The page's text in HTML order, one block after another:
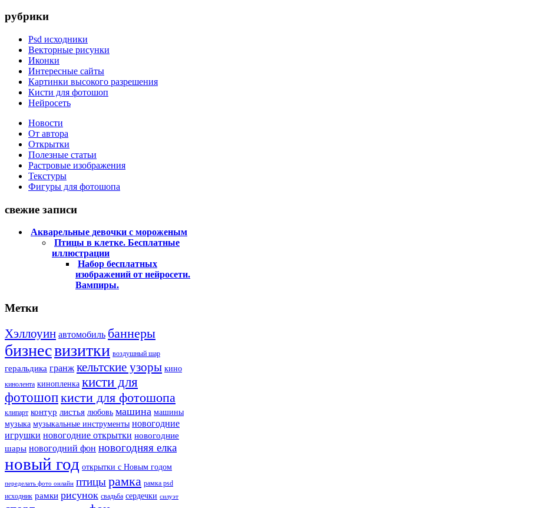
рубрики
Psd исходники
Векторные рисунки
Иконки
Интересные сайты
Картинки высокого разрешения
Кисти для фотошоп
Нейросеть
Новости
От автора
Открытки
Полезные статьи
Растровые изображения
Текстуры
Фигуры для фотошопа
свежие записи
Акварельные девочки с мороженым
Птицы в клетке. Бесплатные
иллюстрации
Набор бесплатных
изображений от нейросети.
Вампиры.
Метки
Хэллоуин автомобиль баннеры
бизнесвизитки воздушный шар
геральдика гранж кельтские узоры кино
кинолента кинопленка кисти для
фотошопкисти для фотошопа
клипарт контур листья любовь машина машины
музыка музыкальные инструменты новогодние
игрушки новогодние открытки новогодние
шары новогодний фон новогодняя елка
новый год открытки с Новым годом
переделать фото онлайн птицырамка рамка psd
исходник рамки рисунок свадьба сердечки силуэт